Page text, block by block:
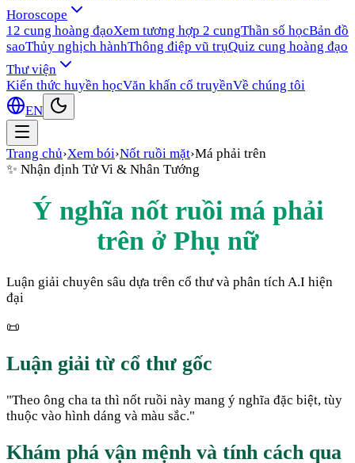
Horoscope
12 cung hoàng đạoXem tương hợp 2 cungThần số họcBản đồ
saoThủy nghịch hànhThông điệp vũ trụQuiz cung hoàng đạo
Thư viện
Kiến thức huyền họcVăn khấn cổ truyềnVề chúng tôi
EN
Trang chủ›Xem bói›Nốt ruồi mặt›Má phải trên
✨ Nhận định Tử Vi & Nhân Tướng
Ý nghĩa nốt ruồi má phải
trên ở Phụ nữ
Luận giải chuyên sâu dựa trên cổ thư và phân tích A.I hiện
đại
📜
Luận giải từ cổ thư gốc
"Theo ông cha ta thì nốt ruồi này mang ý nghĩa đặc biệt, tùy
thuộc vào hình dáng và màu sắc."
Khám phá vận mệnh và tính cách qua